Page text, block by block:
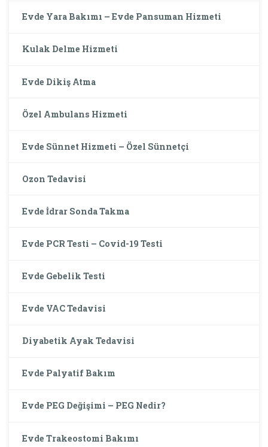
Evde Yara Bakımı – Evde Pansuman Hizmeti
Kulak Delme Hizmeti
Evde Dikiş Atma
Özel Ambulans Hizmeti
Evde Sünnet Hizmeti – Özel Sünnetçi
Ozon Tedavisi
Evde İdrar Sonda Takma
Evde PCR Testi – Covid-19 Testi
Evde Gebelik Testi
Evde VAC Tedavisi
Diyabetik Ayak Tedavisi
Evde Palyatif Bakım
Evde PEG Değişimi – PEG Nedir?
Evde Trakeostomi Bakımı